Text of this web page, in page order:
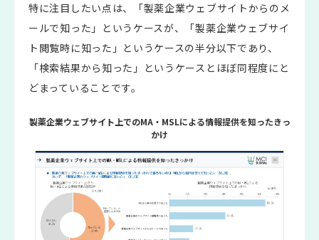
特に注目したい点は、「製薬企業ウェブサイトからのメ
ールで知った」というケースが、「製薬企業ウェブサイ
ト閲覧時に知った」というケースの半分以下であり、
「検索結果から知った」というケースとほぼ同程度にと
どまっていることです。
製薬企業ウェブサイト上でのMA・MSLによる情報提供を知ったきっ
かけ